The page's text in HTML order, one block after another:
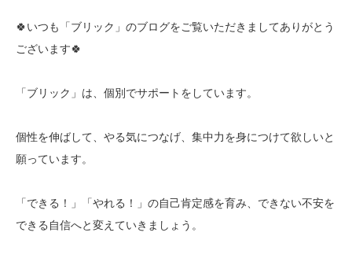
🍀いつも「ブリック」のブログをご覧いただきましてありがとう
ございます🍀
「ブリック」は、個別でサポートをしています。
個性を伸ばして、やる気につなげ、集中力を身につけて欲しいと
願っています。
「できる！」「やれる！」の自己肯定感を育み、できない不安を
できる自信へと変えていきましょう。